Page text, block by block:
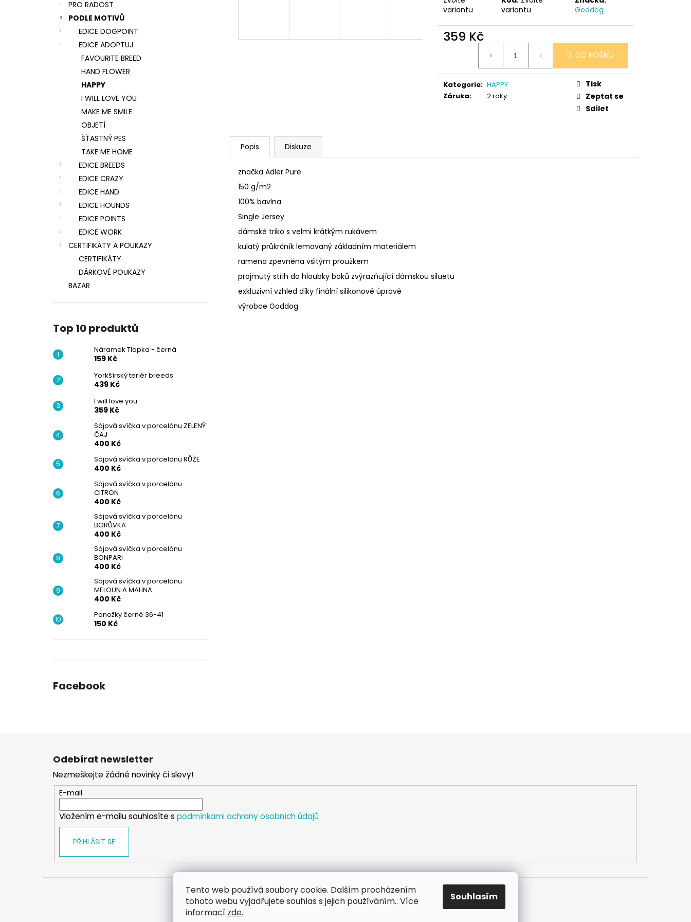
Tento web používá soubory cookie. Dalším procházením
tohoto webu vyjadřujete souhlas s jejich používáním.. Více
informací zde.
Souhlasím
PRO RADOST
PODLE MOTIVŮ
EDICE DOGPOINT
EDICE ADOPTUJ
FAVOURITE BREED
HAND FLOWER
HAPPY
I WILL LOVE YOU
MAKE ME SMILE
OBJETÍ
ŠŤASTNÝ PES
TAKE ME HOME
EDICE BREEDS
EDICE CRAZY
EDICE HAND
EDICE HOUNDS
EDICE POINTS
EDICE WORK
CERTIFIKÁTY A POUKAZY
CERTIFIKÁTY
DÁRKOVÉ POUKAZY
BAZAR
Top 10 produktů
Náramek Tlapka - černá
159 Kč
Yorkšírský teriér breeds
439 Kč
I will love you
359 Kč
Sójová svíčka v porcelánu ZELENÝ
ČAJ
400 Kč
Sójová svíčka v porcelánu RŮŽE
400 Kč
Sójová svíčka v porcelánu
CITRON
400 Kč
Sójová svíčka v porcelánu
BORŮVKA
400 Kč
Sójová svíčka v porcelánu
BONPARI
400 Kč
Sójová svíčka v porcelánu
MELOUN A MALINA
400 Kč
Ponožky černé 36-41
150 Kč
Facebook
variantu
variantu
Goddog
359 Kč
DO KOŠÍKU
Kategorie: HAPPY
Záruka: 2 roky
Tisk
Zeptat se
Sdílet
Popis Diskuze
značka Adler Pure
150 g/m2
100% bavlna
Single Jersey
dámské triko s velmi krátkým rukávem
kulatý průkrčník lemovaný základním materiálem
ramena zpevněna všitým proužkem
projmutý střih do hloubky boků zvýrazňující dámskou siluetu
exkluzivní vzhled díky finální silikonové úpravě
výrobce Goddog
NÁRAMEK TLAPKA - ČERNÁ
159 Kč
I WILL LOVE YOU
Z
Odebírat newsletter
Nezmeškejte žádné novinky či slevy!
E-mail
Vložením e-mailu souhlasíte s podmínkami ochrany osobních údajů
PŘIHLÁSIT SE
WEB FACEBOOK INSTAGRAM YOUTUBE